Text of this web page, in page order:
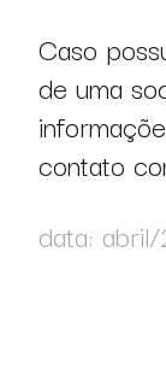
Caso
de uma
contato
data: